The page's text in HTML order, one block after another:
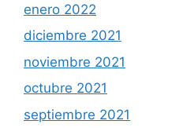
enero 2022
diciembre 2021
noviembre 2021
octubre 2021
septiembre 2021